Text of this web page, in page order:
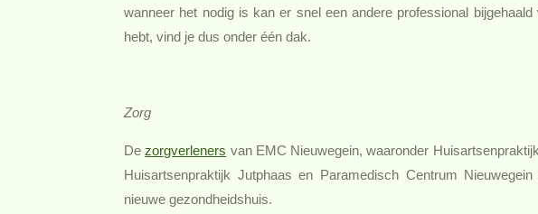
wanneer het nodig is kan er snel een andere professional
hebt, vind je dus onder één dak.
Zorg
Dezorgverleners van EMC Nieuwegein, waaronder
Huisartsenpraktijk Jutphaas en Paramedisch Centrum
nieuwe gezondheidshuis.